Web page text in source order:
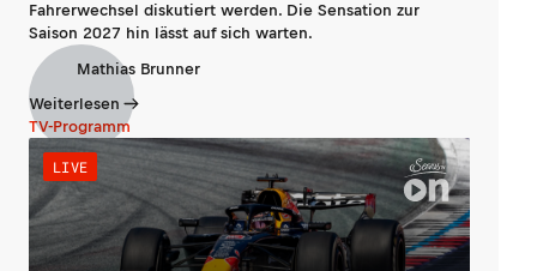
Fahrerwechsel diskutiert werden. Die Sensation zur
Saison 2027 hin lässt auf sich warten.
Mathias Brunner
Weiterlesen
TV-Programm
LIVE